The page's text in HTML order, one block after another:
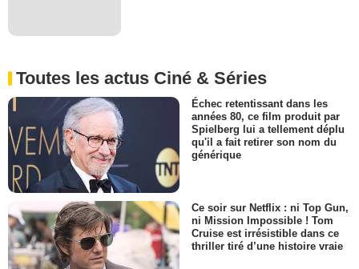
Toutes les actus Ciné & Séries
Échec retentissant dans les
années 80, ce film produit par
Spielberg lui a tellement déplu
qu'il a fait retirer son nom du
générique
Ce soir sur Netflix : ni Top Gun,
ni Mission Impossible ! Tom
Cruise est irrésistible dans ce
thriller tiré d’une histoire vraie